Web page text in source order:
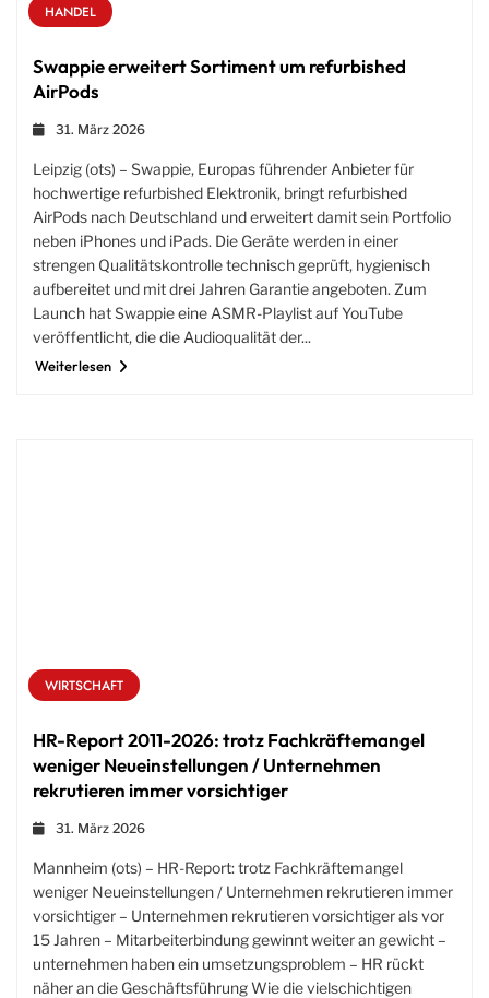
HANDEL
Swappie erweitert Sortiment um refurbished
AirPods
31. März 2026
Leipzig (ots) – Swappie, Europas führender Anbieter für
hochwertige refurbished Elektronik, bringt refurbished
AirPods nach Deutschland und erweitert damit sein Portfolio
neben iPhones und iPads. Die Geräte werden in einer
strengen Qualitätskontrolle technisch geprüft, hygienisch
aufbereitet und mit drei Jahren Garantie angeboten. Zum
Launch hat Swappie eine ASMR-Playlist auf YouTube
veröffentlicht, die die Audioqualität der...
Weiterlesen
WIRTSCHAFT
HR-Report 2011-2026: trotz Fachkräftemangel
weniger Neueinstellungen / Unternehmen
rekrutieren immer vorsichtiger
31. März 2026
Mannheim (ots) – HR-Report: trotz Fachkräftemangel
weniger Neueinstellungen / Unternehmen rekrutieren immer
vorsichtiger – Unternehmen rekrutieren vorsichtiger als vor
15 Jahren – Mitarbeiterbindung gewinnt weiter an gewicht –
unternehmen haben ein umsetzungsproblem – HR rückt
näher an die Geschäftsführung Wie die vielschichtigen